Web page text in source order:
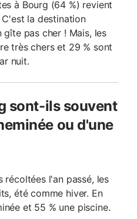
à Bourg (64 %) revient
la destination
pas cher ! Mais, les
très chers et 29 % sont
nuit.
sont-ils souvent
ou d'une
récoltées l'an passé, les
été comme hiver. En
et 55 % une piscine.